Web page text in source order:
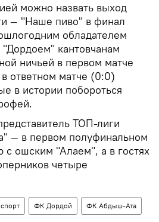
можно назвать выход
— "Наше пиво" в финал
обладателем
кантовчанам
ничьей в первом матче
ответном матче (0:0)
в истории побороться
ТОП-лиги
— в первом полуфинальном
с ошским "Алаем", а в гостях
четыре
спорт ФК Дордой ФК Абдыш-Ата